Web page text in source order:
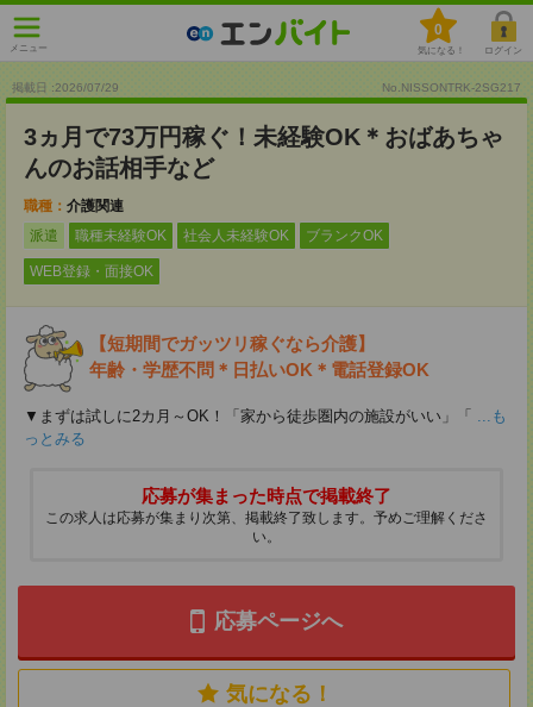
メニュー
0
気になる！ ログイン
掲載日 :2026/07/29 No.NISSONTRK-2SG217
3ヵ月で73万円稼ぐ！未経験OK＊おばあちゃ
んのお話相手など
職種： 介護関連
派遣
職種未経験OK 社会人未経験OK ブランクOK
WEB登録・面接OK
【短期間でガッツリ稼ぐなら介護】
年齢・学歴不問＊日払いOK＊電話登録OK
▼まずは試しに2カ月～OK！「家から徒歩圏内の施設がいい」「 ...も
っとみる
応募が集まった時点で掲載終了
この求人は応募が集まり次第、掲載終了致します。予めご理解くださ
い。
応募ページへ
気になる！